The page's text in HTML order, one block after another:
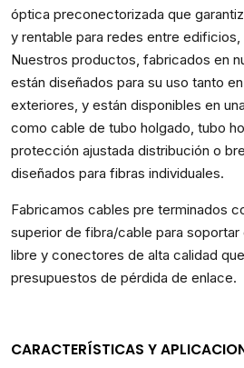
óptica preconectorizada que
y rentable para redes entre edificios,
Nuestros productos, fabricados en
están diseñados para su uso tanto
exteriores, y están disponibles en
como cable de tubo holgado, tubo
protección ajustada distribución o
diseñados para fibras individuales.
Fabricamos cables pre terminados
superior de fibra/cable para
libre y conectores de alta calidad
presupuestos de pérdida de enlace.
CARACTERÍSTICAS Y